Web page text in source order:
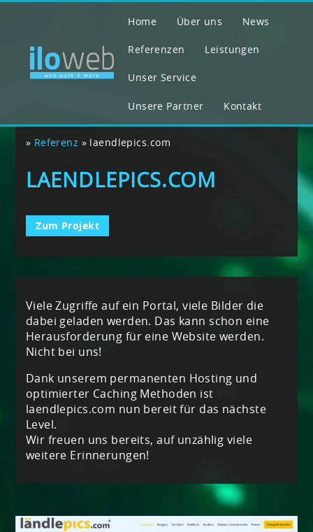
Home Über uns News
Referenzen Leistungen
Unser Service
Unsere Partner Kontakt
» Referenz » laendlepics.com
LAENDLEPICS.COM
Zum Projekt
Viele Zugriffe auf ein Portal, viele Bilder die
dabei geladen werden. Das kann schon eine
Herausforderung für eine Website werden.
Nicht bei uns!
Dank unserem permanenten Hosting und
optimierter Caching Methoden ist
laendlepics.com nun bereit für das nächste
Level.
Wir freuen uns bereits, auf unzählig viele
weitere Erinnerungen!